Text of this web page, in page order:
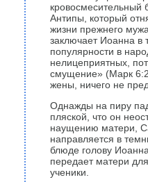
кровосмесительный
Антипы, который
жизни прежнего
заключает Иоанна в
популярности в
нелицеприятных,
смущение» (Марк
жены, ничего не
Однажды на пиру
пляской, что он
наущению матери,
направляется в
блюде голову
передает матери
ученики.